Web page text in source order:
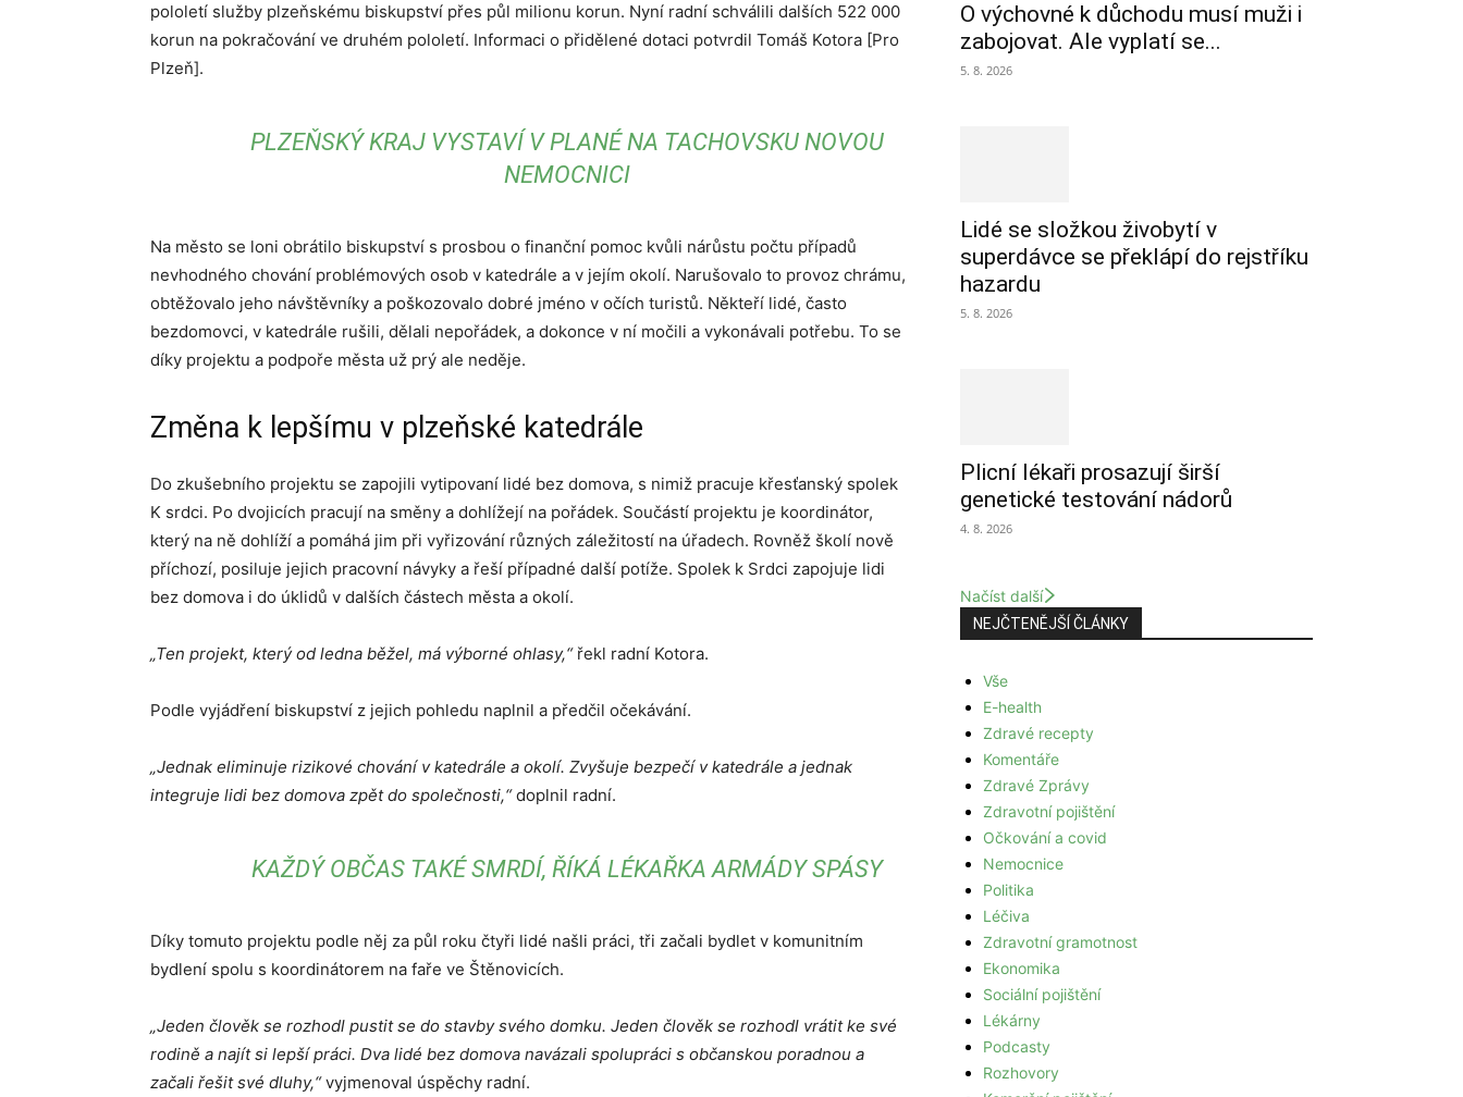
pololetí služby plzeňskému biskupství přes půl milionu korun. Nyní radní schválili dalších 522 000
korun na pokračování ve druhém pololetí. Informaci o přidělené dotaci potvrdil Tomáš Kotora [Pro
Plzeň].
PLZEŇSKÝ KRAJ VYSTAVÍ V PLANÉ NA TACHOVSKU NOVOU
NEMOCNICI
Na město se loni obrátilo biskupství s prosbou o finanční pomoc kvůli nárůstu počtu případů
nevhodného chování problémových osob v katedrále a v jejím okolí. Narušovalo to provoz chrámu,
obtěžovalo jeho návštěvníky a poškozovalo dobré jméno v očích turistů. Někteří lidé, často
bezdomovci, v katedrále rušili, dělali nepořádek, a dokonce v ní močili a vykonávali potřebu. To se
díky projektu a podpoře města už prý ale neděje.
Změna k lepšímu v plzeňské katedrále
Do zkušebního projektu se zapojili vytipovaní lidé bez domova, s nimiž pracuje křesťanský spolek
K srdci. Po dvojicích pracují na směny a dohlížejí na pořádek. Součástí projektu je koordinátor,
který na ně dohlíží a pomáhá jim při vyřizování různých záležitostí na úřadech. Rovněž školí nově
příchozí, posiluje jejich pracovní návyky a řeší případné další potíže. Spolek k Srdci zapojuje lidi
bez domova i do úklidů v dalších částech města a okolí.
„Ten projekt, který od ledna běžel, má výborné ohlasy,“řekl radní Kotora.
Podle vyjádření biskupství z jejich pohledu naplnil a předčil očekávání.
„Jednak eliminuje rizikové chování v katedrále a okolí. Zvyšuje bezpečí v katedrále a jednak
integruje lidi bez domova zpět do společnosti,“doplnil radní.
KAŽDÝ OBČAS TAKÉ SMRDÍ, ŘÍKÁ LÉKAŘKA ARMÁDY SPÁSY
Díky tomuto projektu podle něj za půl roku čtyři lidé našli práci, tři začali bydlet v komunitním
bydlení spolu s koordinátorem na faře ve Štěnovicích.
„Jeden člověk se rozhodl pustit se do stavby svého domku. Jeden člověk se rozhodl vrátit ke své
rodině a najít si lepší práci. Dva lidé bez domova navázali spolupráci s občanskou poradnou a
začali řešit své dluhy,“vyjmenoval úspěchy radní.
O výchovné k důchodu musí muži i
zabojovat. Ale vyplatí se...
5. 8. 2026
Lidé se složkou živobytí v
superdávce se překlápí do rejstříku
hazardu
5. 8. 2026
Plicní lékaři prosazují širší
genetické testování nádorů
4. 8. 2026
Načíst další
NEJČTENĚJŠÍ ČLÁNKY
Vše
E-health
Zdravé recepty
Komentáře
Zdravé Zprávy
Zdravotní pojištění
Očkování a covid
Nemocnice
Politika
Léčiva
Zdravotní gramotnost
Ekonomika
Sociální pojištění
Lékárny
Podcasty
Rozhovory